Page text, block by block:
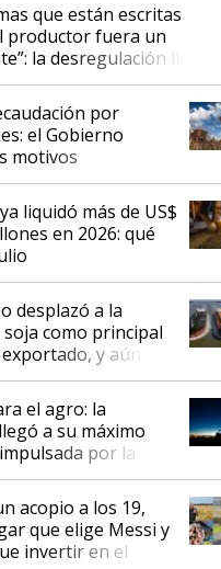
que están escritas
productor fuera un
la desregulación llegó
Aapresid y hasta se
al IPCVA
por
el Gobierno
motivos
liquidó más de US$
en 2026: qué
desplazó a la
como principal
y aún así
casi seis de cada
y sostuvo el
un semestre
el agro: la
a su máximo
por la
las exportaciones
acopio a los 19,
que elige Messi y
invertir en el